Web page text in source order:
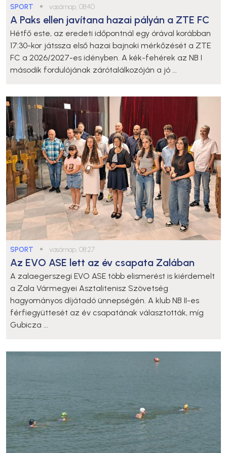
SPORT ● vasárnap, 08:40
A Paks ellen javítana hazai pályán a ZTE FC
Hétfő este, az eredeti időpontnál egy órával korábban
17:30-kor játssza első hazai bajnoki mérkőzését a ZTE
FC a 2026/2027-es idényben. A kék-fehérek az NB I
második fordulójának zárótalálkozóján a jó ...
SPORT ● vasárnap, 08:27
Az EVO ASE lett az év csapata Zalában
A zalaegerszegi EVO ASE több elismerést is kiérdemelt
a Zala Vármegyei Asztalitenisz Szövetség
hagyományos díjátadó ünnepségén. A klub NB II-es
férfiegyüttesét az év csapatának választották, míg
Gubicza ...